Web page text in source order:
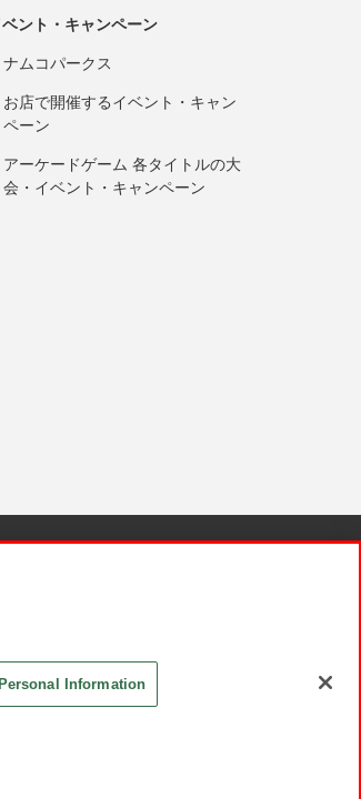
ベント・キャンペーン
ナムコパークス
お店で開催するイベント・キャン
ペーン
アーケードゲーム 各タイトルの大
会・イベント・キャンペーン
Information